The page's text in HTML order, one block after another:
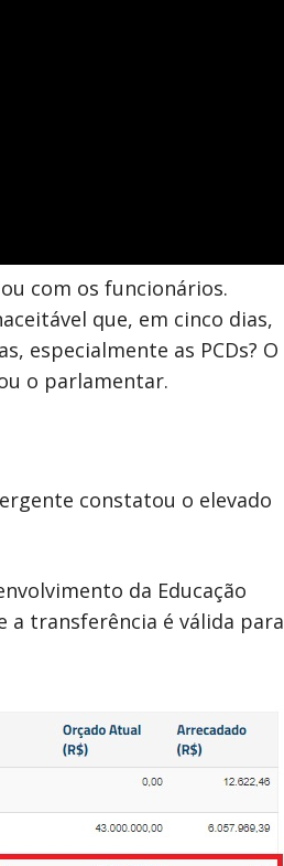
com os funcionários.
que, em cinco dias,
especialmente as PCDs? O
o parlamentar.
constatou o elevado
da Educação
a transferência é válida para